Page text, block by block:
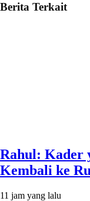
Berita Terkait
Rahul: Kader
Kembali ke
11 jam yang lalu